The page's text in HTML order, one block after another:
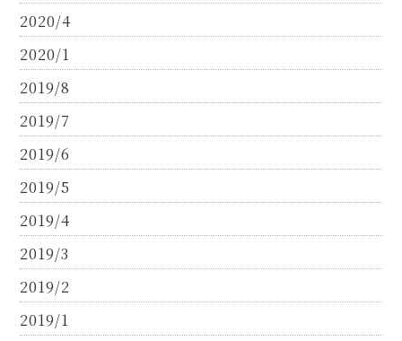
2020/4
2020/1
2019/8
2019/7
2019/6
2019/5
2019/4
2019/3
2019/2
2019/1